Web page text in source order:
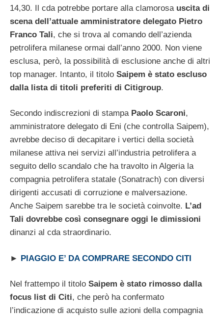
14,30. Il cda potrebbe portare alla clamorosa uscita di
scena dell’attuale amministratore delegato Pietro
Franco Tali, che si trova al comando dell’azienda
petrolifera milanese ormai dall’anno 2000. Non viene
esclusa, però, la possibilità di esclusione anche di altri
top manager. Intanto, il titolo Saipem è stato escluso
dalla lista di titoli preferiti di Citigroup.
Secondo indiscrezioni di stampa Paolo Scaroni,
amministratore delegato di Eni (che controlla Saipem),
avrebbe deciso di decapitare i vertici della società
milanese attiva nei servizi all’industria petrolifera a
seguito dello scandalo che ha travolto in Algeria la
compagnia petrolifera statale (Sonatrach) con diversi
dirigenti accusati di corruzione e malversazione.
Anche Saipem sarebbe tra le società coinvolte. L’ad
Tali dovrebbe così consegnare oggi le dimissioni
dinanzi al cda straordinario.
► PIAGGIO E’ DA COMPRARE SECONDO CITI
Nel frattempo il titolo Saipem è stato rimosso dalla
focus list di Citi, che però ha confermato
l’indicazione di acquisto sulle azioni della compagnia